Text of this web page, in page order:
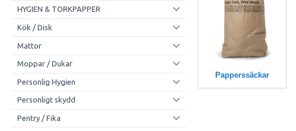
HYGIEN & TORKPAPPER
Kök / Disk
Mattor
Moppar / Dukar
Personlig Hygien
Personligt skydd
Pentry / Fika
Papperssäckar